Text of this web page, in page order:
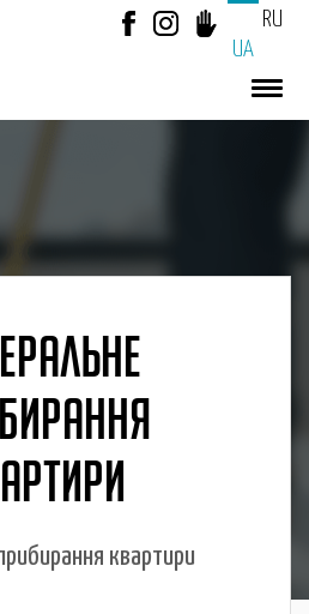
UA
RU
квартири